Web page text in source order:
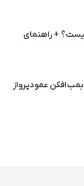
+ راهنمای
عمودپرواز